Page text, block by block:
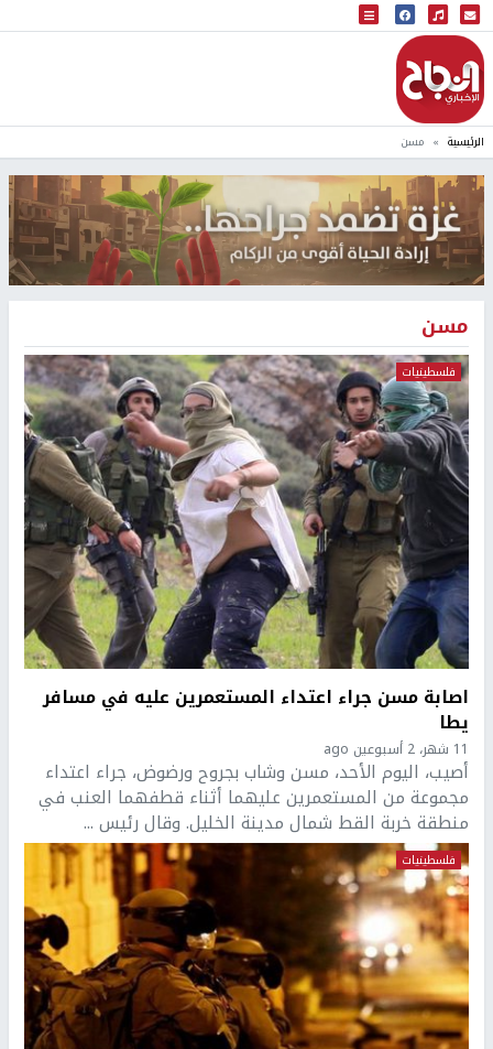
البث المباشر
إذاعة النجاح
الرئيسية مسن
مسن
فلسطينيات
اصابة مسن جراء اعتداء المستعمرين عليه في مسافر
يطا
11 شهر، 2 أسبوعين ago
أصيب، اليوم الأحد، مسن وشاب بجروح ورضوض، جراء اعتداء
مجموعة من المستعمرين عليهما أثناء قطفهما العنب في
منطقة خربة القط شمال مدينة الخليل. وقال رئيس ...
فلسطينيات